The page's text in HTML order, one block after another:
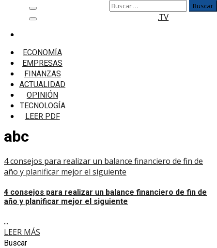
Menú
principal
ECONOMÍA
EMPRESAS
FINANZAS
ACTUALIDAD
OPINIÓN
TECNOLOGÍA
LEER PDF
Buscar:
.TV
BCP www.viabcp.com/campus-abc
realiza los cursos online
gratuitos del ABC del BCP
www.viabcp.com/campus-
abc
4 consejos para realizar un balance financiero de fin de
año y planificar mejor el siguiente
4 consejos para realizar un balance financiero de fin de
año y planificar mejor el siguiente
...
LEER MÁS
Buscar